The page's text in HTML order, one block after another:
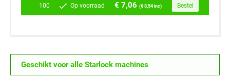
100 Op voorraad € 7,06(€ 8,54 inc) Bestel
Geschikt voor alle Starlock machines